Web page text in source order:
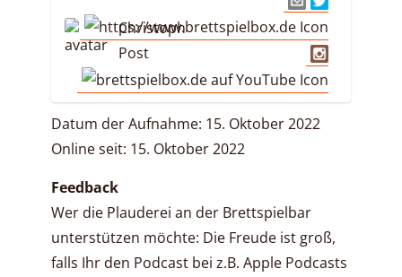
Christoph
Post
Datum der Aufnahme: 15. Oktober 2022
Online seit: 15. Oktober 2022
Feedback
Wer die Plauderei an der Brettspielbar
unterstützen möchte: Die Freude ist groß,
falls Ihr den Podcast bei z.B. Apple Podcasts